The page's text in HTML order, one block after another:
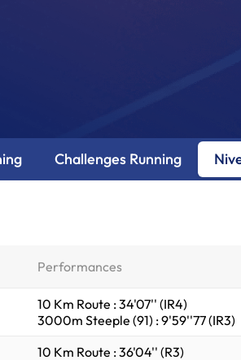
Challenges Running
Performances
10 Km Route : 34'07'' (IR4)
3000m Steeple (91) : 9'59''77 (IR3)
10 Km Route : 36'04'' (R3)